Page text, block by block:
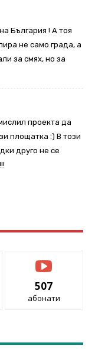
България ! А тоя
не само града, а
за смях, но за
проекта да
площатка :) В този
друго не се
507
абонати